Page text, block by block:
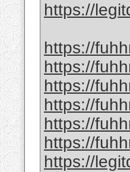
https://
https://
https://
https://
https://
https://
https://
https://